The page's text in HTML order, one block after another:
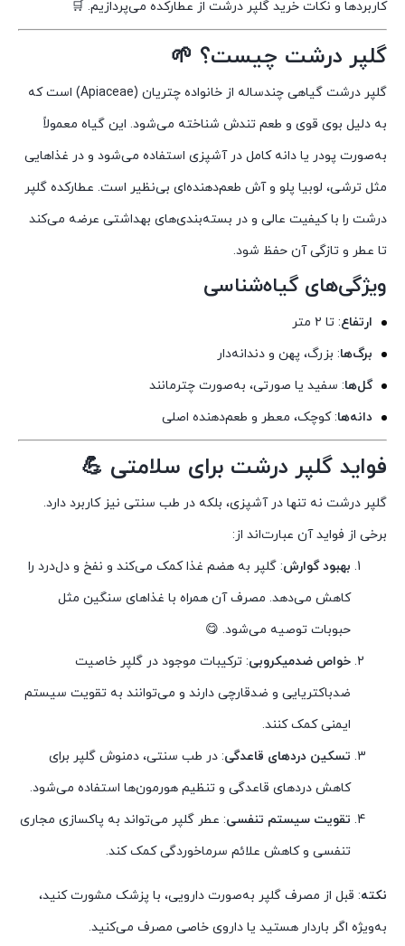
کاربردها و نکات خرید گلپر درشت از عطارکده می‌پردازیم. 🛒
گلپر درشت چیست؟ 🌱
گلپر درشت گیاهی چندساله از خانواده چتریان (Apiaceae) است که
به دلیل بوی قوی و طعم تندش شناخته می‌شود. این گیاه معمولاً
به‌صورت پودر یا دانه کامل در آشپزی استفاده می‌شود و در غذاهایی
مثل ترشی، لوبیا پلو و آش طعم‌دهنده‌ای بی‌نظیر است. عطارکده گلپر
درشت را با کیفیت عالی و در بسته‌بندی‌های بهداشتی عرضه می‌کند
تا عطر و تازگی آن حفظ شود.
ویژگی‌های گیاه‌شناسی
ارتفاع: تا ۲ متر
برگ‌ها: بزرگ، پهن و دندانه‌دار
گل‌ها: سفید یا صورتی، به‌صورت چترمانند
دانه‌ها: کوچک، معطر و طعم‌دهنده اصلی
فواید گلپر درشت برای سلامتی 💪
گلپر درشت نه تنها در آشپزی، بلکه در طب سنتی نیز کاربرد دارد.
برخی از فواید آن عبارت‌اند از:
بهبود گوارش: گلپر به هضم غذا کمک می‌کند و نفخ و دل‌درد را
کاهش می‌دهد. مصرف آن همراه با غذاهای سنگین مثل
حبوبات توصیه می‌شود. 😋
خواص ضدمیکروبی: ترکیبات موجود در گلپر خاصیت
ضدباکتریایی و ضدقارچی دارند و می‌توانند به تقویت سیستم
ایمنی کمک کنند.
تسکین دردهای قاعدگی: در طب سنتی، دمنوش گلپر برای
کاهش دردهای قاعدگی و تنظیم هورمون‌ها استفاده می‌شود.
تقویت سیستم تنفسی: عطر گلپر می‌تواند به پاکسازی مجاری
تنفسی و کاهش علائم سرماخوردگی کمک کند.
نکته: قبل از مصرف گلپر به‌صورت دارویی، با پزشک مشورت کنید،
به‌ویژه اگر باردار هستید یا داروی خاصی مصرف می‌کنید.